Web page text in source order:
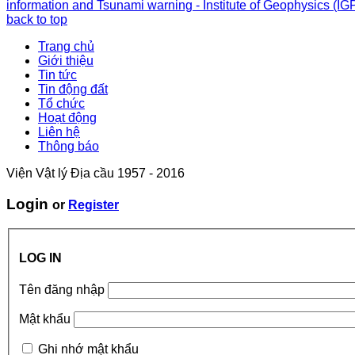
information and Tsunami warning - Institute of Geophysics
back to top
Trang chủ
Giới thiệu
Tin tức
Tin động đất
Tổ chức
Hoạt động
Liên hệ
Thông báo
Viện Vật lý Địa cầu 1957 - 2016
Login or Register
LOG IN
Tên đăng nhập
Mật khẩu
Ghi nhớ mật khẩu